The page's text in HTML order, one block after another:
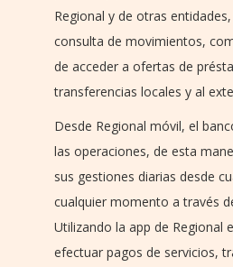
Regional y de otras
consulta de movimientos,
de acceder a ofertas de
transferencias locales y al
Desde Regional móvil, el
las operaciones, de esta
sus gestiones diarias desde
cualquier momento a través
Utilizando la app de Regional
efectuar pagos de servicios,